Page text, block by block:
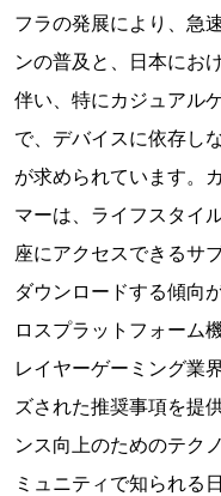
フラの発展により、急
ンの普及と、日本にお
伴い、特にカジュアル
で、デバイスに依存し
が求められています。
マーは、ライフスタイ
座にアクセスできるサ
ダウンロードする傾向
ロスプラットフォーム
レイヤーゲーミング業
ズされた推奨事項を提
ンス向上のためのテク
ミュニティで知られる